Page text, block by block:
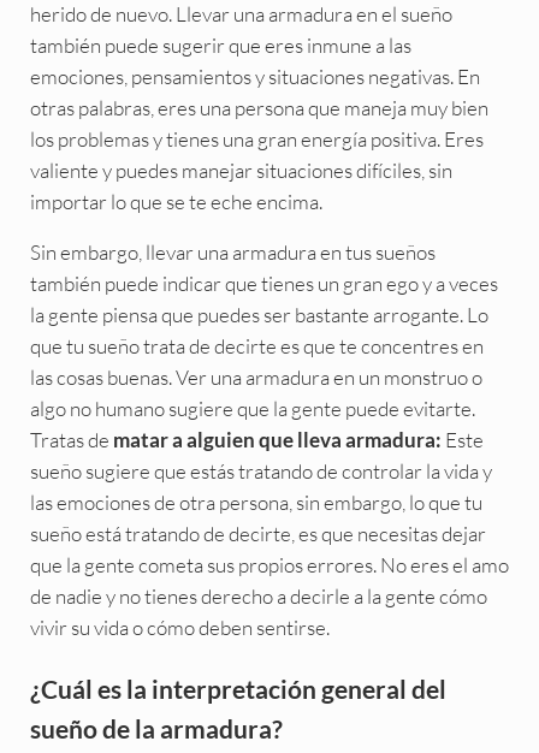
herido de nuevo. Llevar una armadura en el sueño
también puede sugerir que eres inmune a las
emociones, pensamientos y situaciones negativas. En
otras palabras, eres una persona que maneja muy bien
los problemas y tienes una gran energía positiva. Eres
valiente y puedes manejar situaciones difíciles, sin
importar lo que se te eche encima.
Sin embargo, llevar una armadura en tus sueños
también puede indicar que tienes un gran ego y a veces
la gente piensa que puedes ser bastante arrogante. Lo
que tu sueño trata de decirte es que te concentres en
las cosas buenas. Ver una armadura en un monstruo o
algo no humano sugiere que la gente puede evitarte.
Tratas de matar a alguien que lleva armadura: Este
sueño sugiere que estás tratando de controlar la vida y
las emociones de otra persona, sin embargo, lo que tu
sueño está tratando de decirte, es que necesitas dejar
que la gente cometa sus propios errores. No eres el amo
de nadie y no tienes derecho a decirle a la gente cómo
vivir su vida o cómo deben sentirse.
¿Cuál es la interpretación general del
sueño de la armadura?